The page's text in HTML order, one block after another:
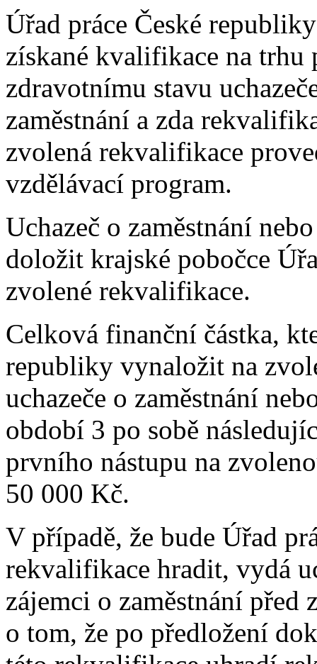
Úřad práce České
získané kvalifikace na
zdravotnímu stavu
zaměstnání a zda
zvolená rekvalifikace
vzdělávací program.
Uchazeč o zaměstnání
doložit krajské pobočce
zvolené rekvalifikace.
Celková finanční částka,
republiky vynaložit na
uchazeče o zaměstnání
období 3 po sobě
prvního nástupu na
50 000 Kč.
V případě, že bude Úřad
rekvalifikace hradit, vydá
zájemci o zaměstnání
o tom, že po předložení